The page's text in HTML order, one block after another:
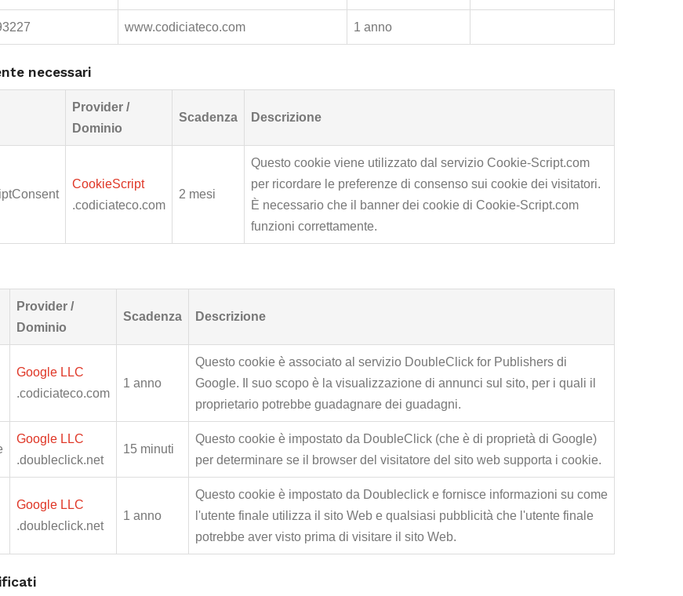
www.codiciateco.com 1 anno
necessari
Provider /
Dominio
Scadenza Descrizione
CookieScript
.codiciateco.com
2 mesi
Questo cookie viene utilizzato dal servizio Cookie-Script.com
per ricordare le preferenze di consenso sui cookie dei visitatori.
È necessario che il banner dei cookie di Cookie-Script.com
funzioni correttamente.
Provider /
Dominio
Scadenza Descrizione
Google LLC
.codiciateco.com
1 anno
Questo cookie è associato al servizio DoubleClick for Publishers di
Google. Il suo scopo è la visualizzazione di annunci sul sito, per i quali il
proprietario potrebbe guadagnare dei guadagni.
Google LLC
.doubleclick.net
15 minuti
Questo cookie è impostato da DoubleClick (che è di proprietà di Google)
per determinare se il browser del visitatore del sito web supporta i cookie.
Google LLC
.doubleclick.net
1 anno
Questo cookie è impostato da Doubleclick e fornisce informazioni su come
l'utente finale utilizza il sito Web e qualsiasi pubblicità che l'utente finale
potrebbe aver visto prima di visitare il sito Web.